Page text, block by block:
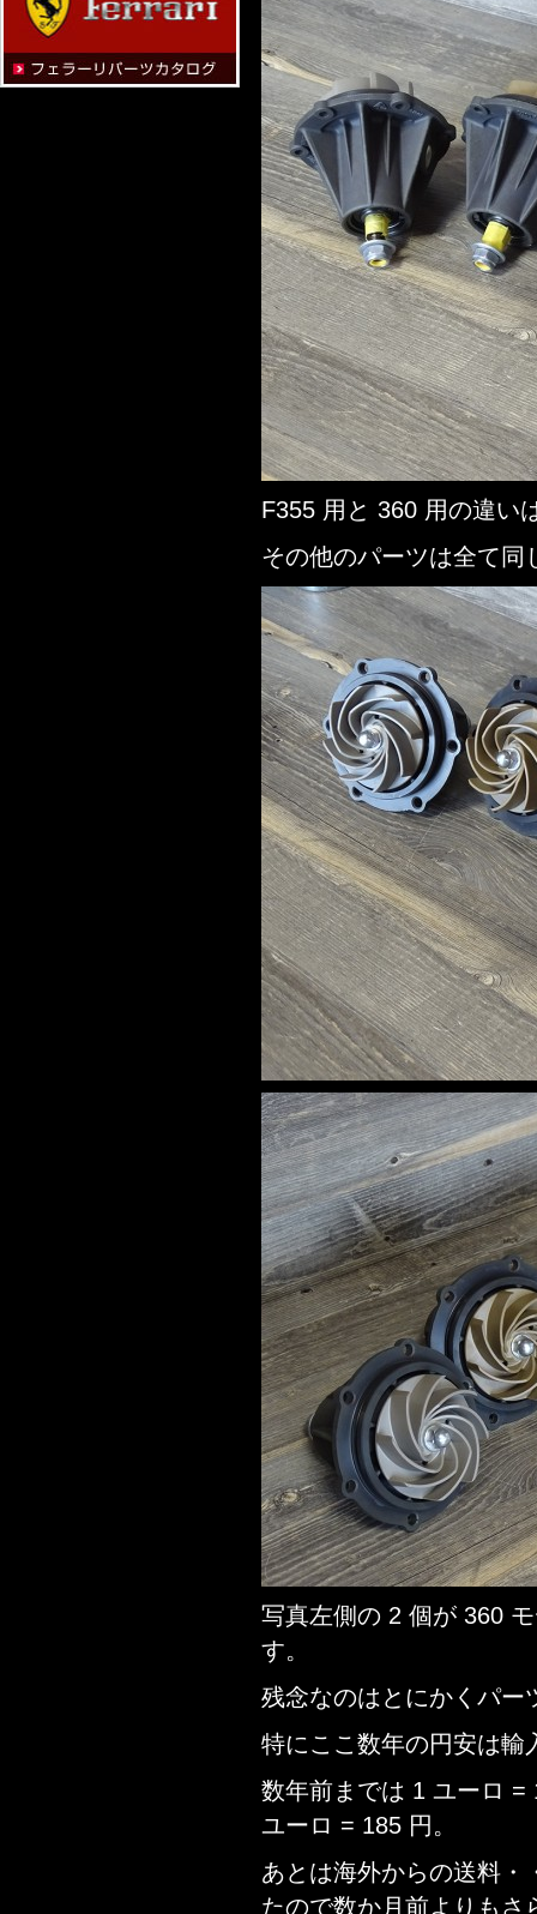
F355 用と 360 用の違い
その他のパーツは全て同
写真左側の 2 個が 360
す。
残念なのはとにかくパー
特にここ数年の円安は輸
数年前までは 1 ユーロ =
ユーロ = 185 円。
あとは海外からの送料・
たので数か月前よりもさ